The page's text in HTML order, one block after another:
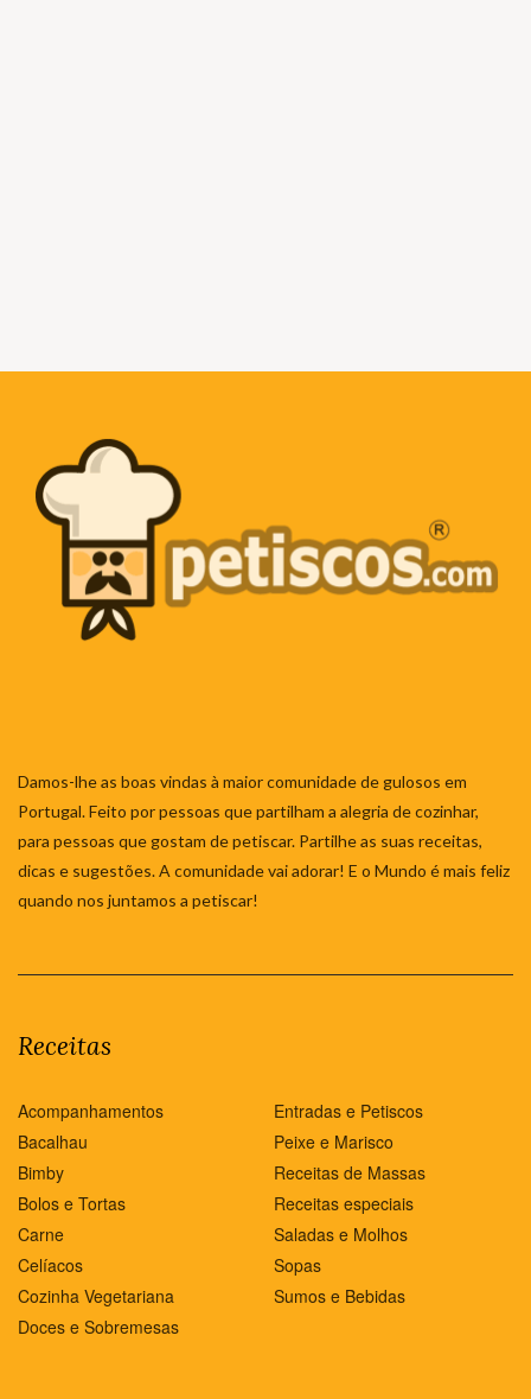
Damos-lhe as boas vindas à maior comunidade de gulosos em
Portugal. Feito por pessoas que partilham a alegria de cozinhar,
para pessoas que gostam de petiscar. Partilhe as suas receitas,
dicas e sugestões. A comunidade vai adorar! E o Mundo é mais feliz
quando nos juntamos a petiscar!
Receitas
Acompanhamentos
Bacalhau
Bimby
Bolos e Tortas
Carne
Celíacos
Cozinha Vegetariana
Doces e Sobremesas
Entradas e Petiscos
Peixe e Marisco
Receitas de Massas
Receitas especiais
Saladas e Molhos
Sopas
Sumos e Bebidas